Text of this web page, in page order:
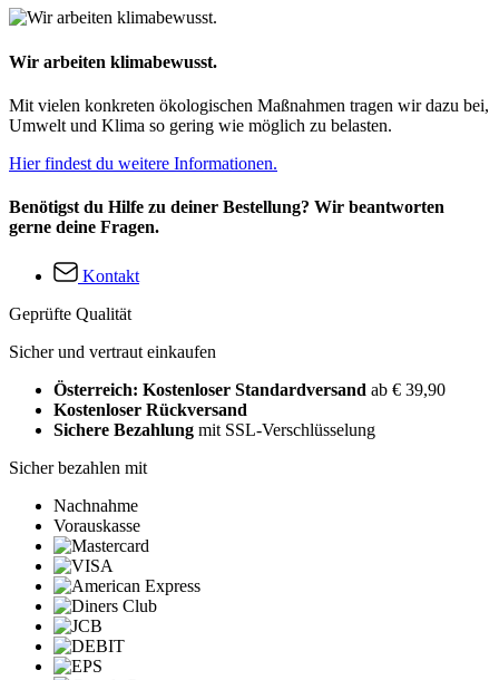
Wir arbeiten klimabewusst.
Mit vielen konkreten ökologischen Maßnahmen tragen wir dazu bei,
Umwelt und Klima so gering wie möglich zu belasten.
Hier findest du weitere Informationen.
Benötigst du Hilfe zu deiner Bestellung? Wir beantworten
gerne deine Fragen.
Kontakt
Geprüfte Qualität
Sicher und vertraut einkaufen
Österreich: Kostenloser Standardversand ab € 39,90
Kostenloser Rückversand
Sichere Bezahlung mit SSL-Verschlüsselung
Sicher bezahlen mit
Nachnahme
Vorauskasse